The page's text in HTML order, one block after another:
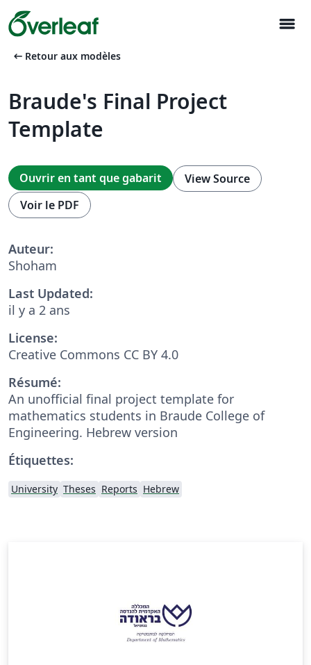
menu
arrow_left_alt Retour aux modèles
Braude's Final Project
Template
Ouvrir en tant que gabarit
View Source
Voir le PDF
Auteur:
Shoham
Last Updated:
il y a 2 ans
License:
Creative Commons CC BY 4.0
Résumé:
An unofficial final project template for
mathematics students in Braude College of
Engineering. Hebrew version
Étiquettes:
University Theses Reports Hebrew